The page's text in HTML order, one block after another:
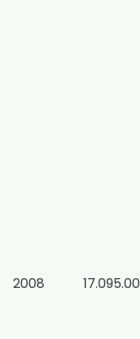
2008 17.095.00